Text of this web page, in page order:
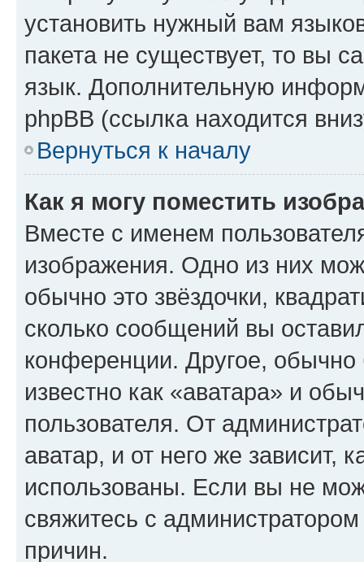
установить нужный вам
пакета не существует, то вы
язык. Дополнительную
phpBB (ссылка находится
Вернуться к началу
Как я могу поместить
Вместе с именем
изображения. Одно из них
обычно это звёздочки,
сколько сообщений вы
конференции. Другое,
известно как «аватара» и
пользователя. От
аватар, и от него же зависит,
использованы. Если вы не
свяжитесь с
причин.